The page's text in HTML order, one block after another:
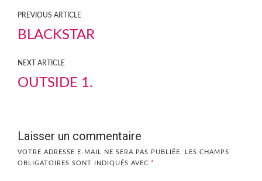
PREVIOUS ARTICLE
BLACKSTAR
NEXT ARTICLE
OUTSIDE 1.
Laisser un commentaire
VOTRE ADRESSE E-MAIL NE SERA PAS PUBLIÉE.
LES CHAMPS
OBLIGATOIRES SONT INDIQUÉS AVEC *